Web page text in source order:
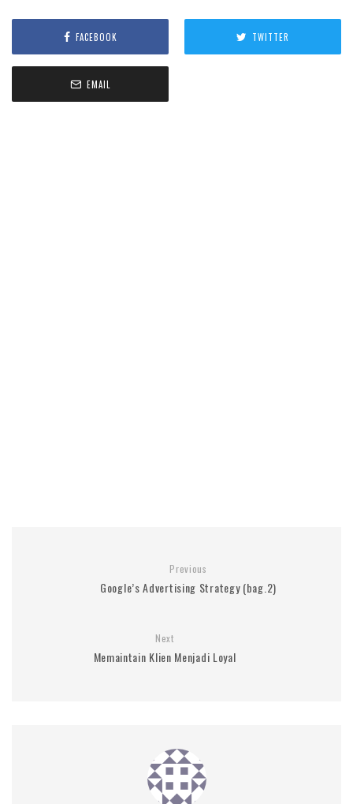
FACEBOOK TWITTER
EMAIL
Previous
Google’s Advertising Strategy (bag.2)
Next
Memaintain Klien Menjadi Loyal